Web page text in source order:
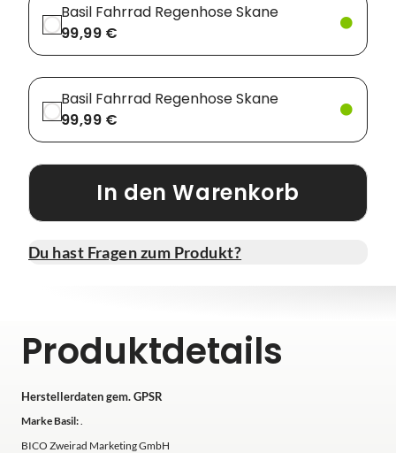
Basil Fahrrad Regenhose Skane
99,99 €
Basil Fahrrad Regenhose Skane
99,99 €
In den Warenkorb
Du hast Fragen zum Produkt?
Produktdetails
Herstellerdaten gem. GPSR
Marke Basil:
BICO Zweirad Marketing GmbH